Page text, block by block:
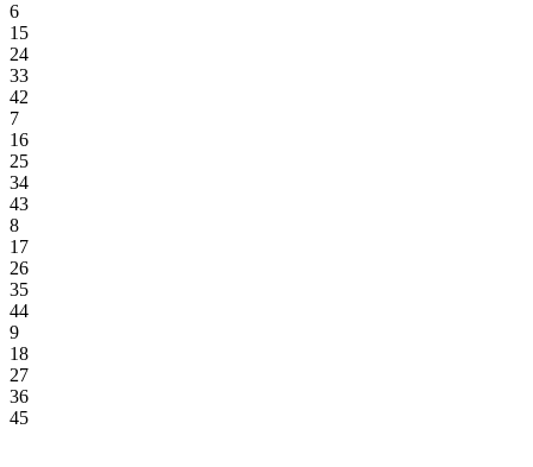
6
15
24
33
42
7
16
25
34
43
8
17
26
35
44
9
18
27
36
45